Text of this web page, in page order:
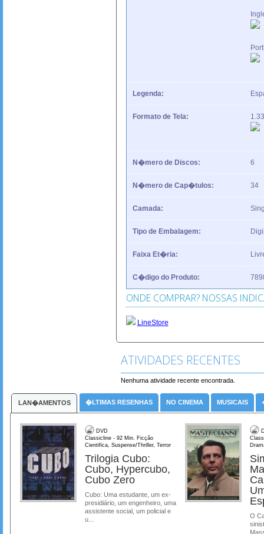
Legenda:
Formato de Tela:
N�mero de Discos: 6
N�mero de Cap�tulos: 34
Camada:
Tipo de Embalagem:
Faixa Et�ria:
C�digo do Produto:
ONDE COMPRAR? NOSSAS
LineStore
ATIVIDADES RECENTES
Nenhuma atividade recente encontrada.
LAN�AMENTOS �LTIMAS RESENHAS NO CINEMA MUSICAIS
DVD
Classicline - 92 Min. Ficção
Cientifica, Suspense/Thriller, Terror
Trilogia Cubo:
Cubo, Hypercubo,
Cubo Zero
Cubo: Uma estudante, um ex-
presidiário, um engenheiro, uma
assistente social, um policial e
u...
O